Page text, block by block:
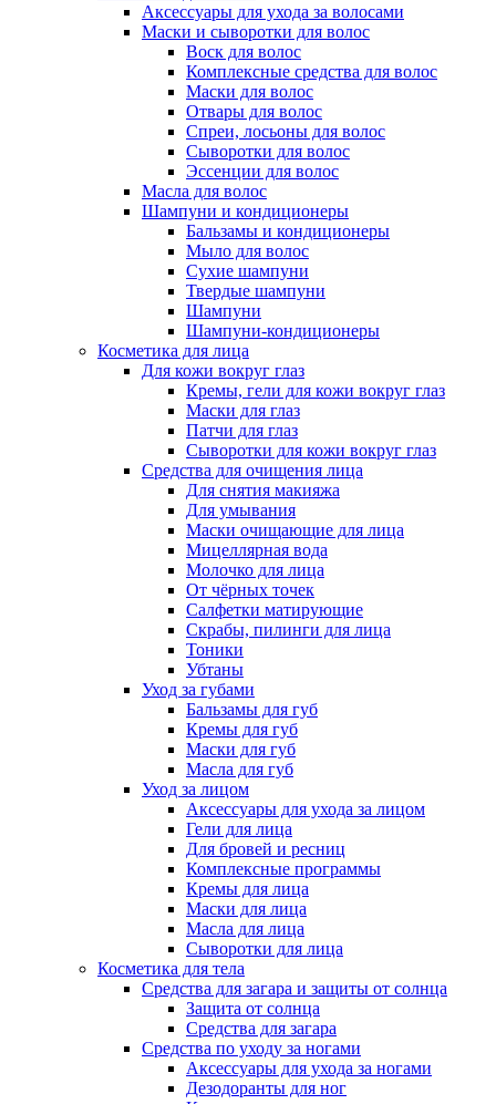
Аксессуары для ухода за волосами
Маски и сыворотки для волос
Воск для волос
Комплексные средства для волос
Маски для волос
Отвары для волос
Спреи, лосьоны для волос
Сыворотки для волос
Эссенции для волос
Масла для волос
Шампуни и кондиционеры
Бальзамы и кондиционеры
Мыло для волос
Сухие шампуни
Твердые шампуни
Шампуни
Шампуни-кондиционеры
Косметика для лица
Для кожи вокруг глаз
Кремы, гели для кожи вокруг глаз
Маски для глаз
Патчи для глаз
Сыворотки для кожи вокруг глаз
Средства для очищения лица
Для снятия макияжа
Для умывания
Маски очищающие для лица
Мицеллярная вода
Молочко для лица
От чёрных точек
Салфетки матирующие
Скрабы, пилинги для лица
Тоники
Убтаны
Уход за губами
Бальзамы для губ
Кремы для губ
Маски для губ
Масла для губ
Уход за лицом
Аксессуары для ухода за лицом
Гели для лица
Для бровей и ресниц
Комплексные программы
Кремы для лица
Маски для лица
Масла для лица
Сыворотки для лица
Косметика для тела
Средства для загара и защиты от солнца
Защита от солнца
Средства для загара
Средства по уходу за ногами
Аксессуары для ухода за ногами
Дезодоранты для ног